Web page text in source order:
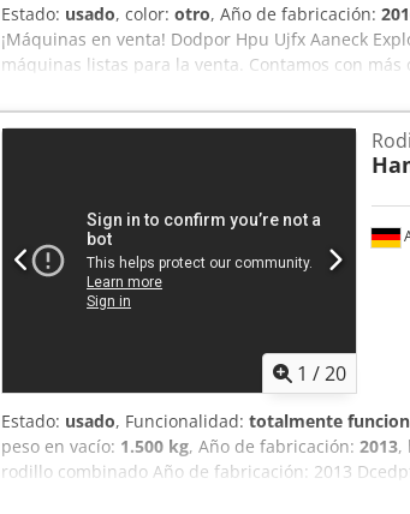
Estado: usado, color: otro, Año de fabricación:
¡Máquinas en venta! Dodpor Hpu Ujfx Aaneck
máquinas listas para la venta. Contamos con
dude en llamarnos o enviarnos un correo
están completamente revisadas y comprobadas
las proporcionaremos de inmediato. Le
ruso. Descubra nuestra amplia gama de
1 /20
Estado: usado, Funcionalidad: totalmente
peso en vacío: 1.500 kg, Año de fabricación: 2013,
rodillo combinado Año de fabricación: 2013
1830 kg Rueda cortadora de cantos Sistema de